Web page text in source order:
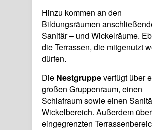
Hinzu kommen an den
Bildungsräumen
Sanitär – und Wickelräume.
die Terrassen, die mitgenutzt
dürfen.
Die Nestgruppeverfügt über
großen Gruppenraum, einen
Schlafraum sowie einen
Wickelbereich. Außerdem
eingegrenzten